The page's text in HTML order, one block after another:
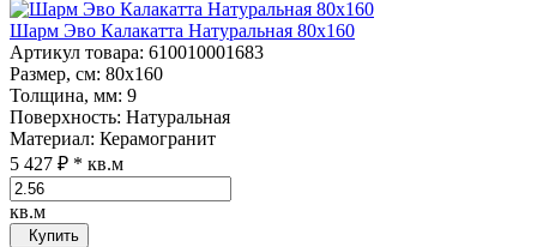
Шарм Эво Калакатта Натуральная 80x160
Артикул товара: 610010001683
Размер, см: 80x160
Толщина, мм: 9
Поверхность: Натуральная
Материал: Керамогранит
5 427 ₽ * кв.м
кв.м
Купить